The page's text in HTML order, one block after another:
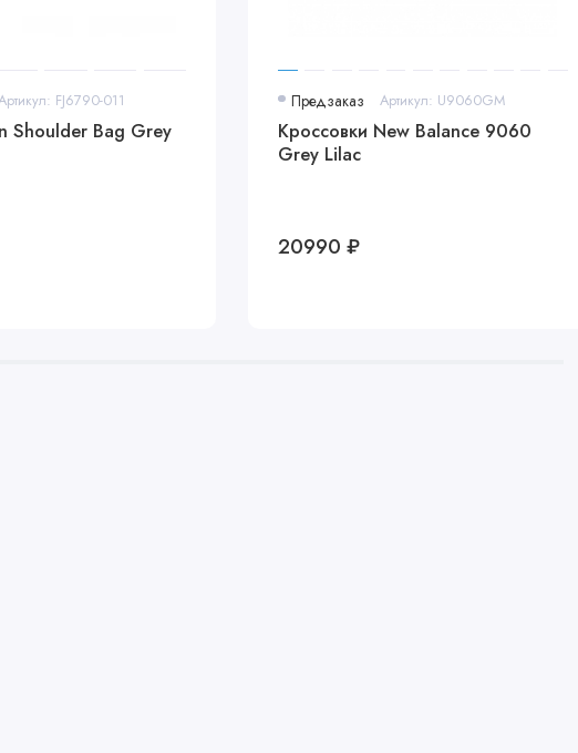
FJ6790-011
Shoulder Bag Grey
Предзаказ Артикул: U9060GM
Кроссовки New Balance 9060
Grey Lilac
20990 ₽